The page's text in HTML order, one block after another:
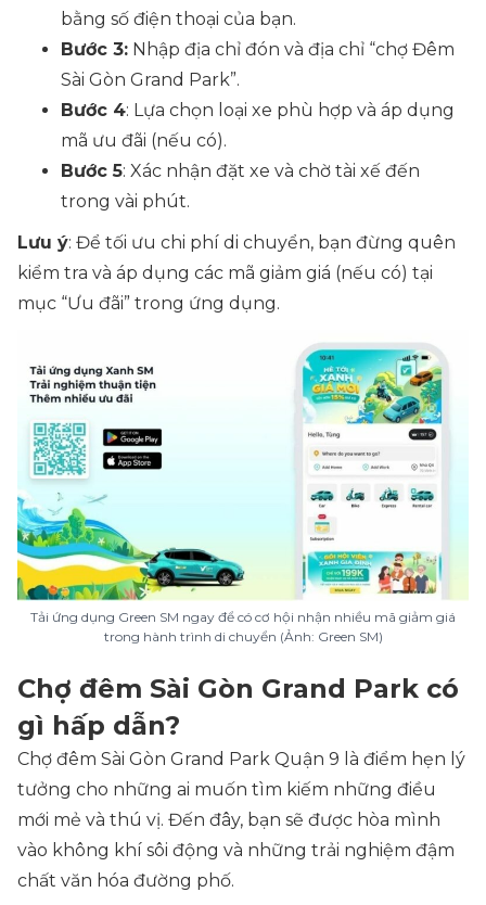
bằng số điện thoại của bạn.
Bước 3: Nhập địa chỉ đón và địa chỉ “chợ Đêm
Sài Gòn Grand Park”.
Bước 4: Lựa chọn loại xe phù hợp và áp dụng
mã ưu đãi (nếu có).
Bước 5: Xác nhận đặt xe và chờ tài xế đến
trong vài phút.
Lưu ý: Để tối ưu chi phí di chuyển, bạn đừng quên
kiểm tra và áp dụng các mã giảm giá (nếu có) tại
mục “Ưu đãi” trong ứng dụng.
Tải ứng dụng Green SM ngay để có cơ hội nhận nhiều mã giảm giá
trong hành trình di chuyển (Ảnh: Green SM)
Chợ đêm Sài Gòn Grand Park có
gì hấp dẫn?
Chợ đêm Sài Gòn Grand Park Quận 9 là điểm hẹn lý
tưởng cho những ai muốn tìm kiếm những điều
mới mẻ và thú vị. Đến đây, bạn sẽ được hòa mình
vào không khí sôi động và những trải nghiệm đậm
chất văn hóa đường phố.